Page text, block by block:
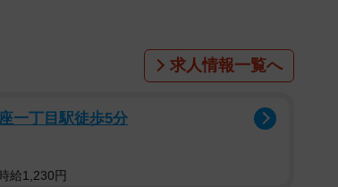
求人情報一覧へ
一丁目駅徒歩5分
給1,230円